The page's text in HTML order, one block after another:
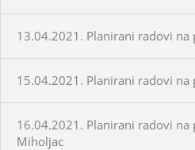
13.04.2021. Planirani radovi na
15.04.2021. Planirani radovi na
16.04.2021. Planirani radovi
Miholjac